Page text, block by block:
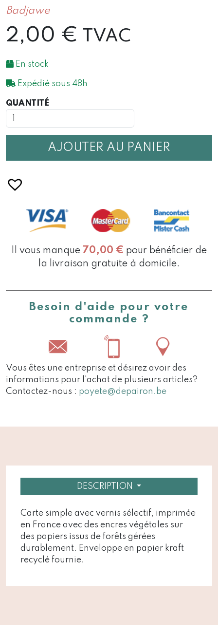
Badjawe
2,00 € TVAC
En stock
Expédié sous 48h
QUANTITÉ
POUR
LE
AJOUTER AU PANIER
Il vous manque 70,00 € pour bénéficier de
la livraison gratuite à domicile.
Besoin d'aide pour votre
commande ?
Vous êtes une entreprise et désirez avoir des
informations pour l'achat de plusieurs articles?
Contactez-nous : poyete@depairon.be
DESCRIPTION
Carte simple avec vernis sélectif, imprimée
en France avec des encres végétales sur
des papiers issus de forêts gérées
durablement. Enveloppe en papier kraft
recyclé fournie.